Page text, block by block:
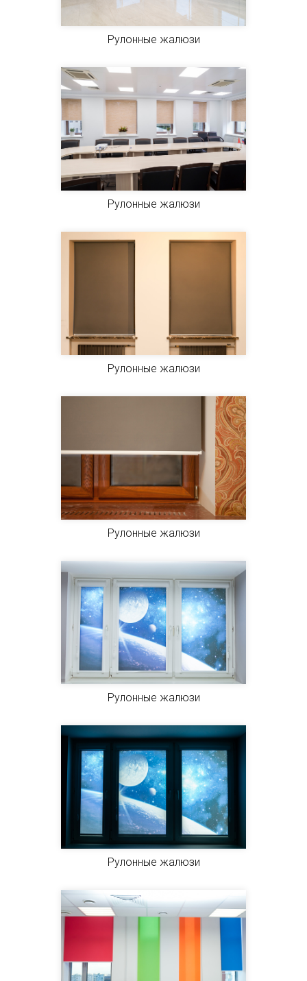
Рулонные жалюзи
Рулонные жалюзи
Рулонные жалюзи
Рулонные жалюзи
Рулонные жалюзи
Рулонные жалюзи